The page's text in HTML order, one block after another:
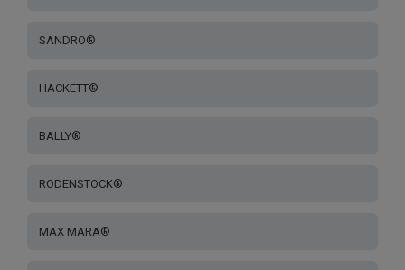
SANDRO®
HACKETT®
BALLY®
RODENSTOCK®
MAX MARA®